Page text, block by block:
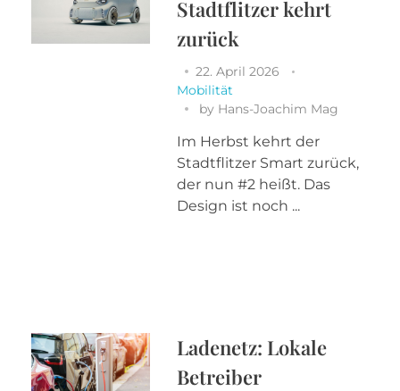
Stadtflitzer kehrt
zurück
22. April 2026
Mobilität
by Hans-Joachim Mag
Im Herbst kehrt der
Stadtflitzer Smart zurück,
der nun #2 heißt. Das
Design ist noch ...
Ladenetz: Lokale
Betreiber